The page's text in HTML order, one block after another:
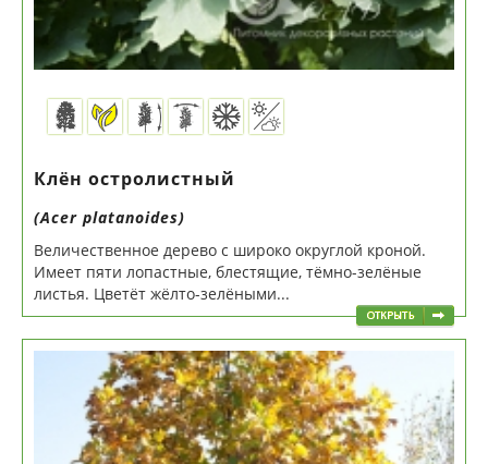
Клён остролистный
(Acer platanoides)
Величественное дерево с широко округлой кроной.
Имеет пяти лопастные, блестящие, тёмно-зелёные
листья. Цветёт жёлто-зелёными...